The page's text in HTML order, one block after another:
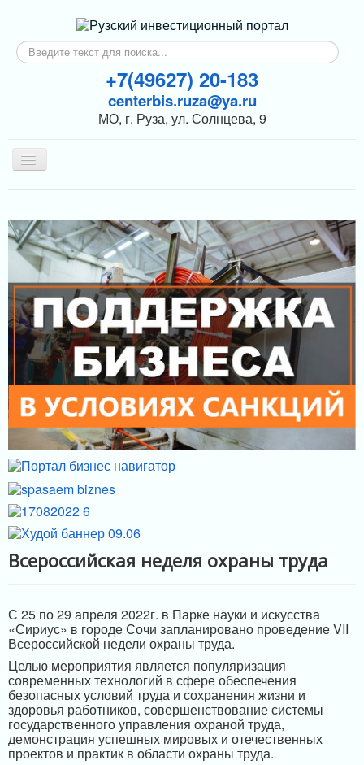
Искать...
+7(49627) 20-183
centerbis.ruza@ya.ru
МО, г. Руза, ул. Солнцева, 9
Включить/
выключить
ГЛАВНАЯ
НОВОСТИ
ИНВЕСТОРАМ
ПОДДЕРЖКА БИЗНЕСА
МЕРЫ ПОДДЕРЖКИ
ИНФРАСТРУКТУРА ПОДДЕРЖКИ
Всероссийская неделя охраны труда
С 25 по 29 апреля 2022г. в Парке науки и искусства
«Сириус» в городе Сочи запланировано проведение VII
Всероссийской недели охраны труда.
Целью мероприятия является популяризация
современных технологий в сфере обеспечения
безопасных условий труда и сохранения жизни и
здоровья работников, совершенствование системы
государственного управления охраной труда,
демонстрация успешных мировых и отечественных
проектов и практик в области охраны труда.